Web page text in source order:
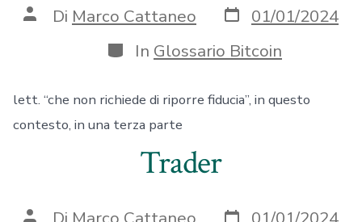
Autore
articolo
Di Marco Cattaneo Data
articolo
01/01/2024
Categorie
In Glossario Bitcoin
lett. “che non richiede di riporre fiducia”, in questo
contesto, in una terza parte
Trader
Autore Data